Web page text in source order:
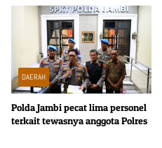
DAERAH
Polda Jambi pecat lima personel
terkait tewasnya anggota Polres